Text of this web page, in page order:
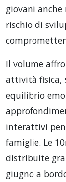
giovani
rischio di
Il volume
attività fisica,
equilibrio
interattivi
famiglie. Le
distribuite
giugno a